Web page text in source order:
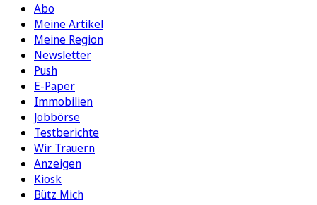
Abo
Meine Artikel
Meine Region
Newsletter
Push
E-Paper
Immobilien
Jobbörse
Testberichte
Wir Trauern
Anzeigen
Kiosk
Bütz Mich